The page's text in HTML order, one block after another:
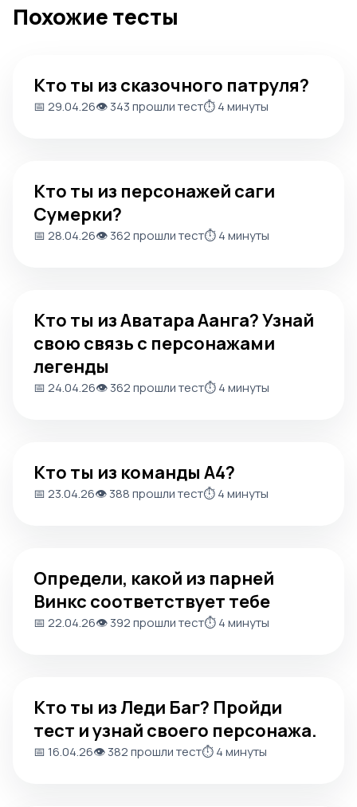
Похожие тесты
Кто ты из сказочного патруля?
📅 29.04.26👁️ 343 прошли тест⏱️ 4 минуты
Кто ты из персонажей саги
Сумерки?
📅 28.04.26👁️ 362 прошли тест⏱️ 4 минуты
Кто ты из Аватара Аанга? Узнай
свою связь с персонажами
легенды
📅 24.04.26👁️ 362 прошли тест⏱️ 4 минуты
Кто ты из команды А4?
📅 23.04.26👁️ 388 прошли тест⏱️ 4 минуты
Определи, какой из парней
Винкс соответствует тебе
📅 22.04.26👁️ 392 прошли тест⏱️ 4 минуты
Кто ты из Леди Баг? Пройди
тест и узнай своего персонажа.
📅 16.04.26👁️ 382 прошли тест⏱️ 4 минуты